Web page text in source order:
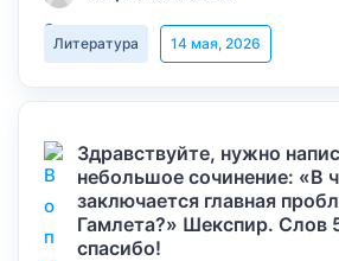
Литература 14 мая, 2026
Здравствуйте, нужно
небольшое сочинение: «В
заключается главная
Гамлета?» Шекспир. Слов
спасибо!